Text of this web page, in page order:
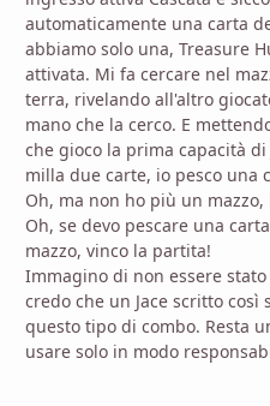
automaticamente una carta
abbiamo solo una, Treasure
attivata. Mi fa cercare nel
terra, rivelando all'altro
mano che la cerco. E
che gioco la prima capacità
milla due carte, io pesco una
Oh, ma non ho più un
Oh, se devo pescare una
mazzo, vinco la partita!
Immagino di non essere
credo che un Jace scritto
questo tipo di combo. Resta
usare solo in modo